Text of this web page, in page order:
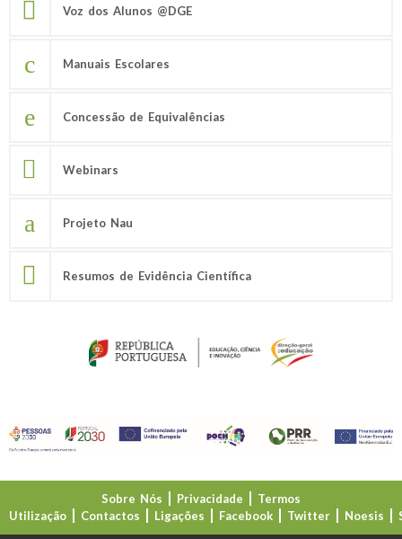
Voz dos Alunos @DGE
Manuais Escolares
Concessão de Equivalências
Webinars
Projeto Nau
Resumos de Evidência Científica
Sobre Nós Privacidade
Termos
Utilização
Contactos Ligações Facebook Twitter Noesis